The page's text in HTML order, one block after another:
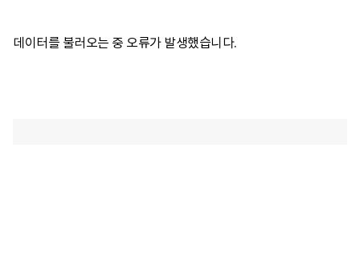
데이터를 불러오는 중 오류가 발생했습니다.